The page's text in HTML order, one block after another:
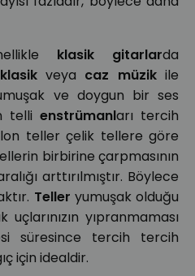
klasik gitarlarda
klasikveya caz müzikile
ve doygun bir ses
telli enstrümanları tercih
teller çelik tellere göre
birbirine çarpmasının
arttırılmıştır. Böylece
Teller yumuşak olduğu
yıpranmaması
süresince tercih tercih
için idealdir.